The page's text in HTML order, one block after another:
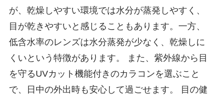
が、乾燥しやすい環境では水分が蒸発しやすく、
目が乾きやすいと感じることもあります。一方、
低含水率のレンズは水分蒸発が少なく、乾燥しに
くいという特徴があります。 また、紫外線から目
を守るUVカット機能付きのカラコンを選ぶこと
で、日中の外出時も安心して過ごせます。 目の健